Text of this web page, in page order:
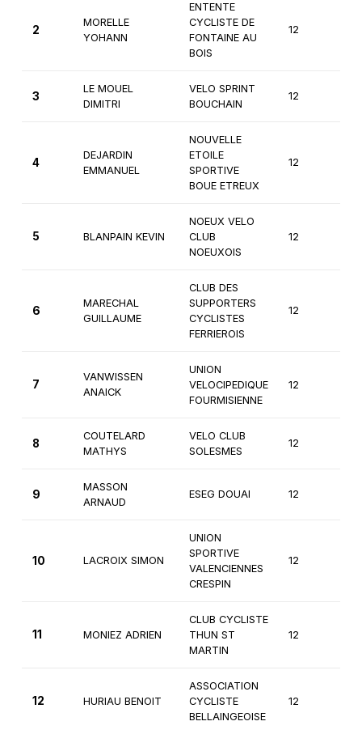
2
MORELLE
YOHANN
ENTENTE
CYCLISTE DE
FONTAINE AU
BOIS
12
3
LE MOUEL
DIMITRI
VELO SPRINT
BOUCHAIN
12
4
DEJARDIN
EMMANUEL
NOUVELLE
ETOILE
SPORTIVE
BOUE ETREUX
12
5 BLANPAIN KEVIN
NOEUX VELO
CLUB
NOEUXOIS
12
6
MARECHAL
GUILLAUME
CLUB DES
SUPPORTERS
CYCLISTES
FERRIEROIS
12
7
VANWISSEN
ANAICK
UNION
VELOCIPEDIQUE
FOURMISIENNE
12
8
COUTELARD
MATHYS
VELO CLUB
SOLESMES
12
9
MASSON
ARNAUD
ESEG DOUAI 12
10 LACROIX SIMON
UNION
SPORTIVE
VALENCIENNES
CRESPIN
12
11 MONIEZ ADRIEN
CLUB CYCLISTE
THUN ST
MARTIN
12
12 HURIAU BENOIT
ASSOCIATION
CYCLISTE
BELLAINGEOISE
12